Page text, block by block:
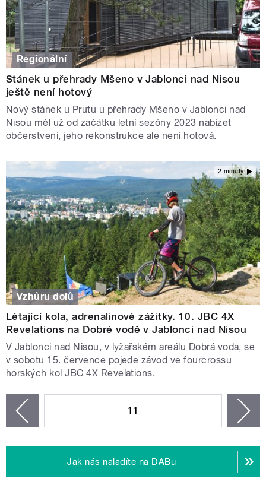
Regionální
Stánek u přehrady Mšeno v Jablonci nad Nisou
ještě není hotový
Nový stánek u Prutu u přehrady Mšeno v Jablonci nad
Nisou měl už od začátku letní sezóny 2023 nabízet
občerstvení, jeho rekonstrukce ale není hotová.
2 minuty
Vzhůru dolů
Létající kola, adrenalinové zážitky. 10. JBC 4X
Revelations na Dobré vodě v Jablonci nad Nisou
V Jablonci nad Nisou, v lyžařském areálu Dobrá voda, se
v sobotu 15. července pojede závod ve fourcrossu
horských kol JBC 4X Revelations.
11
Jak nás naladíte na DABu